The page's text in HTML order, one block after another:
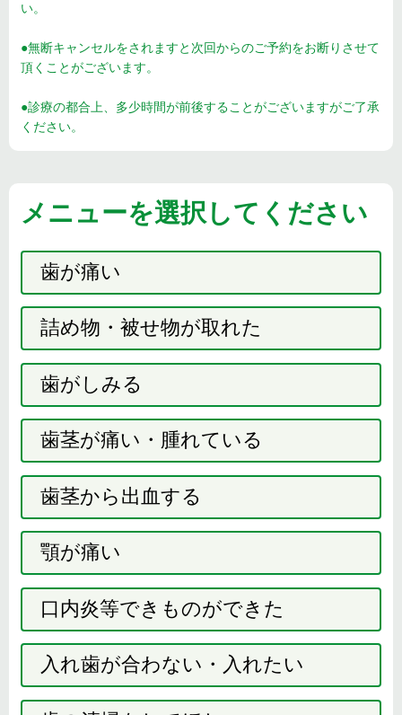
い。
●無断キャンセルをされますと次回からのご予約をお断りさせて
頂くことがございます。
●診療の都合上、多少時間が前後することがございますがご了承
ください。
メニューを選択してください
歯が痛い
詰め物・被せ物が取れた
歯がしみる
歯茎が痛い・腫れている
歯茎から出血する
顎が痛い
口内炎等できものができた
入れ歯が合わない・入れたい